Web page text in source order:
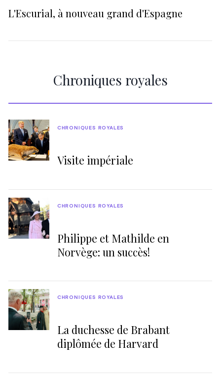
L'Escurial, à nouveau grand d'Espagne
Chroniques royales
Visite impériale
CHRONIQUES ROYALES
Philippe et Mathilde en
Norvège: un succès!
CHRONIQUES ROYALES
La duchesse de Brabant
diplômée de Harvard
CHRONIQUES ROYALES